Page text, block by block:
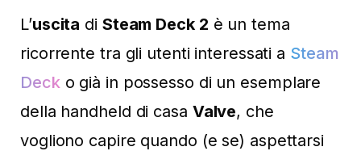
L’uscita di Steam Deck 2 è un tema
ricorrente tra gli utenti interessati a Steam
Decko già in possesso di un esemplare
della handheld di casa Valve, che
vogliono capire quando (e se) aspettarsi